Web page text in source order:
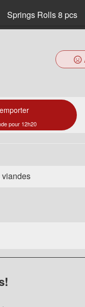
Springs Rolls 8 pcs
pour 12h20
viandes